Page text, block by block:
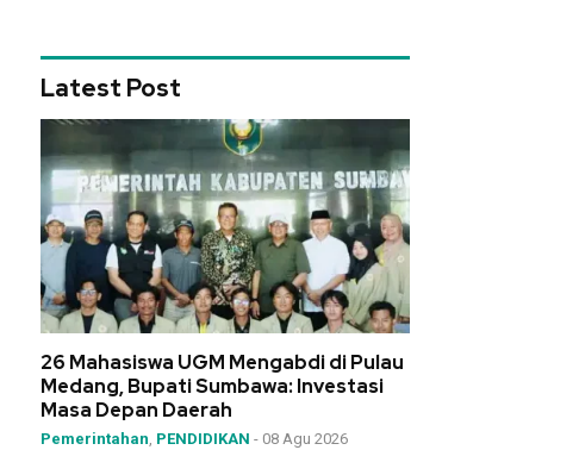
Latest Post
26 Mahasiswa UGM Mengabdi di Pulau
Medang, Bupati Sumbawa: Investasi
Masa Depan Daerah
Pemerintahan, PENDIDIKAN - 08 Agu 2026